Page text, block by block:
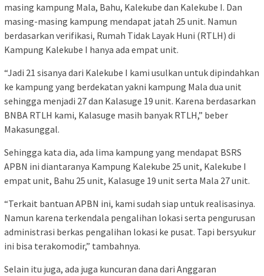
masing kampung Mala, Bahu, Kalekube dan Kalekube I. Dan
masing-masing kampung mendapat jatah 25 unit. Namun
berdasarkan verifikasi, Rumah Tidak Layak Huni (RTLH) di
Kampung Kalekube I hanya ada empat unit.
“Jadi 21 sisanya dari Kalekube I kami usulkan untuk dipindahkan
ke kampung yang berdekatan yakni kampung Mala dua unit
sehingga menjadi 27 dan Kalasuge 19 unit. Karena berdasarkan
BNBA RTLH kami, Kalasuge masih banyak RTLH,” beber
Makasunggal.
Sehingga kata dia, ada lima kampung yang mendapat BSRS
APBN ini diantaranya Kampung Kalekube 25 unit, Kalekube I
empat unit, Bahu 25 unit, Kalasuge 19 unit serta Mala 27 unit.
“Terkait bantuan APBN ini, kami sudah siap untuk realisasinya.
Namun karena terkendala pengalihan lokasi serta pengurusan
administrasi berkas pengalihan lokasi ke pusat. Tapi bersyukur
ini bisa terakomodir,” tambahnya.
Selain itu juga, ada juga kuncuran dana dari Anggaran